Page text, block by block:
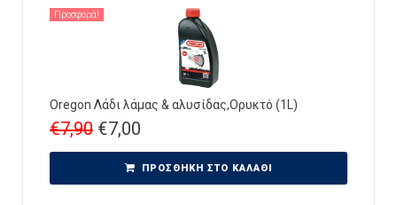
Προσφορά!
Oregon Λάδι λάμας & αλυσίδας,Ορυκτό (1L)
€7,90 €7,00
ΠΡΟΣΘΉΚΗ ΣΤΟ ΚΑΛΆΘΙ